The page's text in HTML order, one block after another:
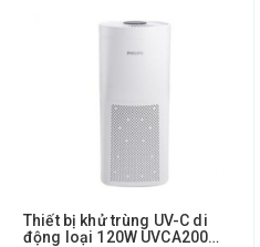
Thiết bị khử trùng UV-C di
động loại 120W UVCA200